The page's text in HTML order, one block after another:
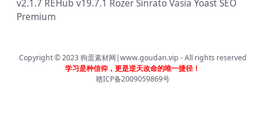
v2.1.7 REHub v19.7.1 RozerSinratoVasia Yoast SEO
Premium
Copyright © 2023狗蛋素材网|www.goudan.vip - All rights reserved
学习是种信仰，更是逆天改命的唯一捷径！
赣ICP备2009059869号